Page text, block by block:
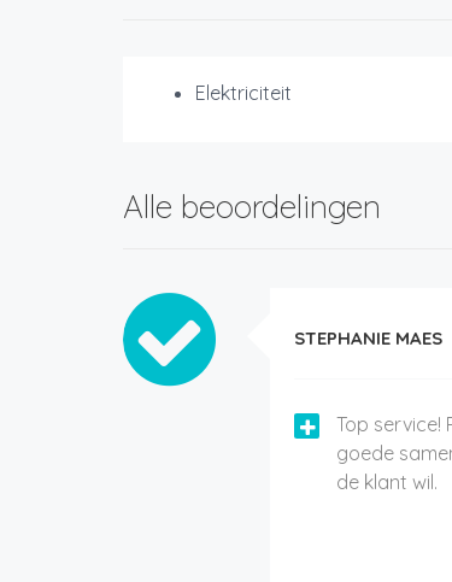
Elektriciteit
Alle beoordelingen
STEPHANIE MAES
Top service!
goede
de klant wil.